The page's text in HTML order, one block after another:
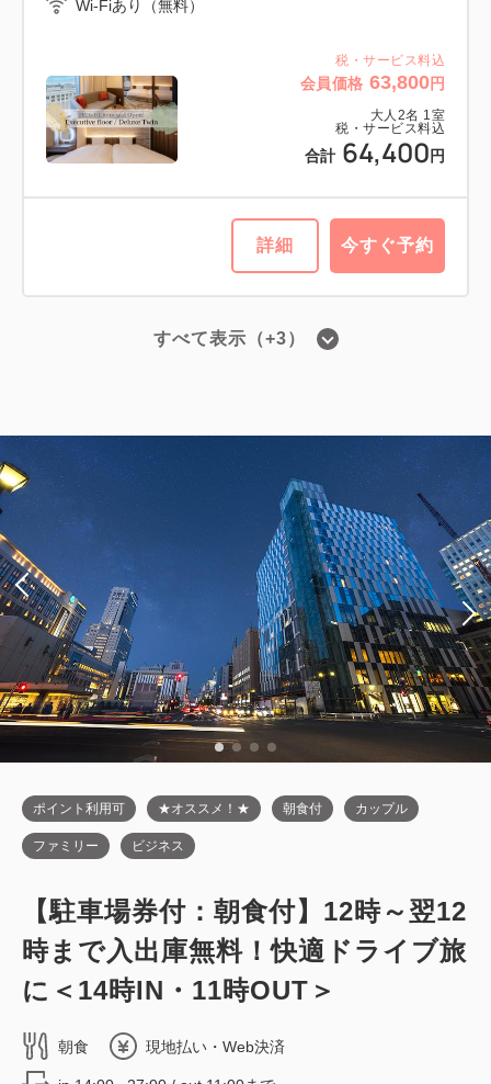
会員価格 49,114円
大人2名1室
合計 49,714円
詳細 今すぐ予約
税・サービス料込
会員価格 63,800円
大人 2名 1 室
税・サービス料込
合計 64,400 円
Wi-Fiあり（無料）
詳細 今すぐ予約
税・サービス料込
会員価格 45,050円
大人2名1室
税・サービス料込
合計 45,650円
2
シングルサイズ / 幅90-130cm×2
Wi-Fiあり（無料）
残り1室 詳細 今すぐ予約
■高層階エグゼクティブフロア■ツイン
／禁煙・19平米
シングルサイズ / 幅90-130cm×2
すべて表示（+3）
ポイント利用可 ★オススメ！★ 朝食付 カップル
ファミリー ビジネス
【駐車場券付：朝食付】12時～翌12
時まで入出庫無料！快適ドライブ旅
に＜14時IN・11時OUT＞
朝食 現地払い・Web決済